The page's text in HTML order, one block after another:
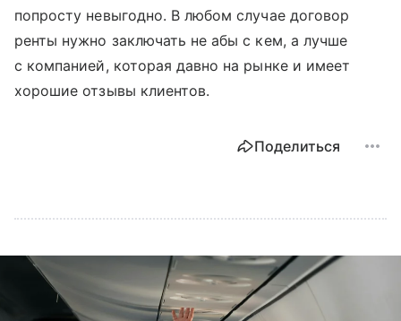
попросту невыгодно. В любом случае договор
ренты нужно заключать не абы с кем, а лучше
с компанией, которая давно на рынке и имеет
хорошие отзывы клиентов.
Поделиться